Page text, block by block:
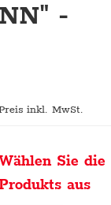
-
inkl. MwSt.
Sie die
Produkts aus